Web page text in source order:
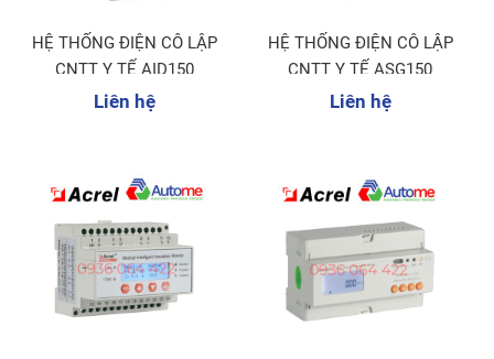
HỆ THỐNG ĐIỆN CÔ LẬP
CNTT Y TẾ AID150
Liên hệ
HỆ THỐNG ĐIỆN CÔ LẬP
CNTT Y TẾ ASG150
Liên hệ